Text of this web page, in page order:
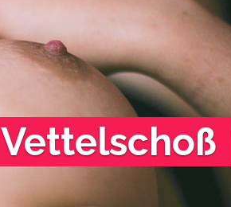
Vettelschoß